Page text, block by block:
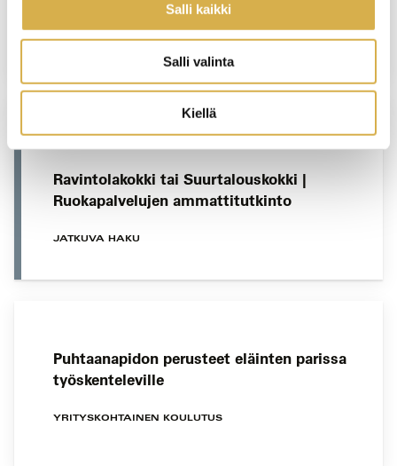
Salli kaikki
Salli valinta
Kiellä
JATKUVA HAKU
Ravintolakokki tai Suurtalouskokki |
Ruokapalvelujen ammattitutkinto
JATKUVA HAKU
Puhtaanapidon perusteet eläinten parissa
työskenteleville
YRITYSKOHTAINEN KOULUTUS